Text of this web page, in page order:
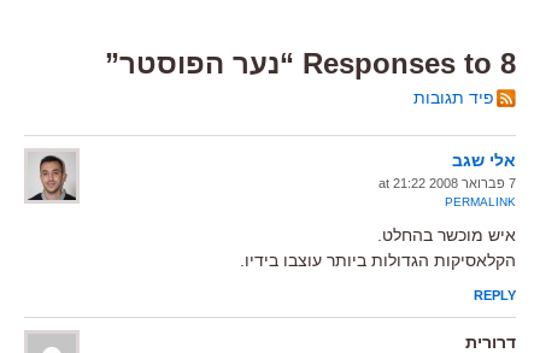
8 Responses to “נער הפוסטר”
פיד תגובות
אלי שגב
7 פברואר 2008 at 21:22
PERMALINK
איש מוכשר בהחלט.
הקלאסיקות הגדולות ביותר עוצבו בידיו.
REPLY
דרורית